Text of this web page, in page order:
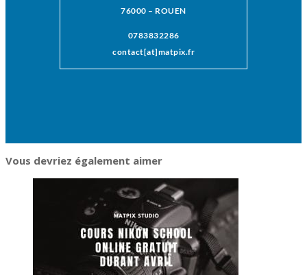
76000 – ROUEN
0783832286
contact[at]matpix.fr
Vous devriez également aimer